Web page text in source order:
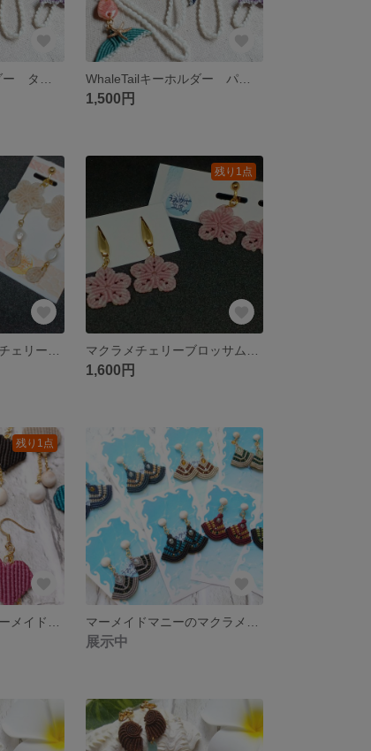
1,500円
残り1点
1,600円
残り1点
展示中